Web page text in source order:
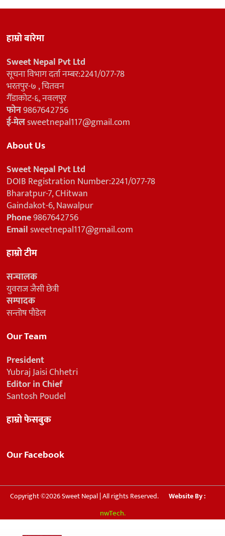
हाम्रो बारेमा
Sweet Nepal Pvt Ltd
सूचना विभाग दर्ता नम्बर:2241/077-78
भरतपुर-७ , चितवन
गैँडाकोट-६, नवलपुर
फोन9867642756
ई-मेलsweetnepal117@gmail.com
About Us
Sweet Nepal Pvt Ltd
DOIB Registration Number:2241/077-78
Bharatpur-7, CHitwan
Gaindakot-6, Nawalpur
Phone9867642756
Emailsweetnepal117@gmail.com
हाम्रो टीम
सन्चालक
युवराज जैसी छेत्री
सम्पादक
सन्तोष पौडेल
Our Team
President
Yubraj Jaisi Chhetri
Editor in Chief
Santosh Poudel
हाम्रो फेसबुक
Our Facebook
Copyright ©2026 Sweet Nepal | All rights Reserved. Website By :
nwTech.